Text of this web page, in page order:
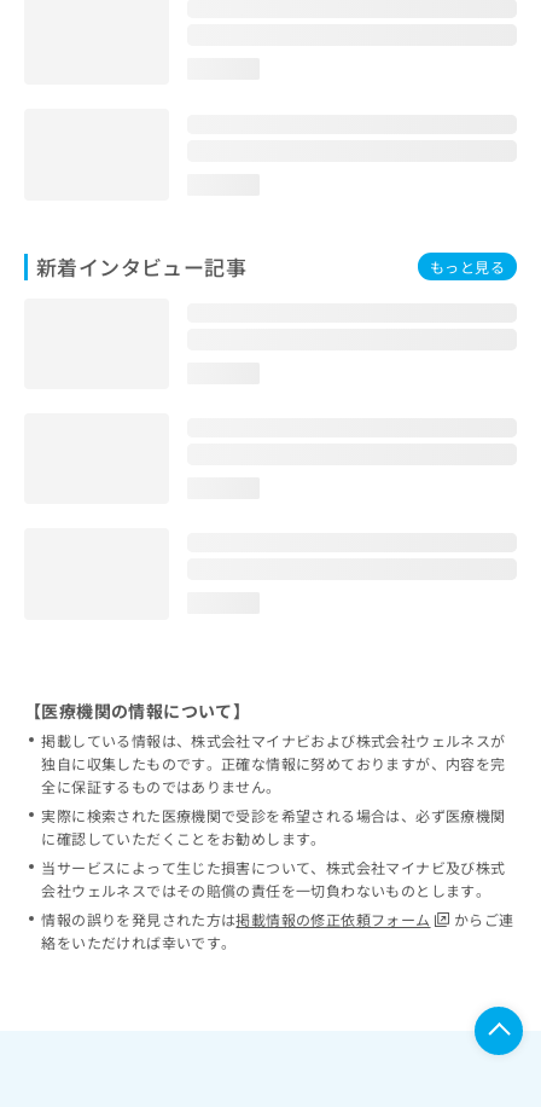
新着インタビュー記事 もっと見る
【医療機関の情報について】
掲載している情報は、株式会社マイナビおよび株式会社ウェルネスが
独自に収集したものです。正確な情報に努めておりますが、内容を完
全に保証するものではありません。
実際に検索された医療機関で受診を希望される場合は、必ず医療機関
に確認していただくことをお勧めします。
当サービスによって生じた損害について、株式会社マイナビ及び株式
会社ウェルネスではその賠償の責任を一切負わないものとします。
情報の誤りを発見された方は掲載情報の修正依頼フォーム
からご連
絡をいただければ幸いです。